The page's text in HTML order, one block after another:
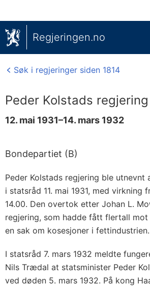
Regjeringen.no
Søk i regjeringer siden 1814
Peder Kolstads regjering
12. mai 1931–14. mars 1932
Bondepartiet (B)
Peder Kolstads regjering ble utnevnt
i statsråd 11. mai 1931, med virkning
14.00. Den overtok etter Johan L.
regjering, som hadde fått flertall
en sak om kosesjoner i fettindustrien.
I statsråd 7. mars 1932 meldte
Nils Trædal at statsminister Peder
ved døden 5. mars 1932. På kong